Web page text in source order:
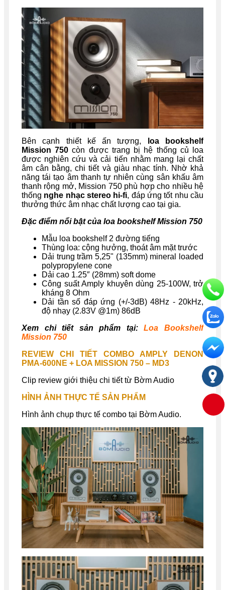
Bên cạnh thiết kế ấn tượng,
loa bookshelf
Mission 750 còn được trang bị hệ thống củ loa
được nghiên cứu và cải tiến nhằm mang lại chất
âm cân bằng, chi tiết và giàu nhạc tính. Nhờ khả
năng tái tạo âm thanh tự nhiên cùng sân khấu âm
thanh rộng mở, Mission 750 phù hợp cho nhiều hệ
thống nghe nhạc stereo hi-fi, đáp ứng tốt nhu cầu
thưởng thức âm nhạc chất lượng cao tại gia.
Đặc điểm nổi bật của loa bookshelf Mission 750
Mẫu loa bookshelf 2 đường tiếng
Thùng loa: cộng hưởng, thoát âm mặt trước
Dải trung trầm 5,25" (135mm) mineral loaded
polypropylene cone
Dải cao 1.25″ (28mm) soft dome
Công suất Amply khuyên dùng 25-100W, trở
kháng 8 Ohm
Dải tần số đáp ứng (+/-3dB) 48Hz - 20kHz,
độ nhạy (2.83V @1m) 86dB
Xem chi tiết sản phẩm tại:Loa Bookshelf
Mission 750
REVIEW CHI TIẾT COMBO AMPLY DENON
PMA-600NE + LOA MISSION 750 – MD3
Clip review giới thiệu chi tiết từ Bờm Audio
HÌNH ẢNH THỰC TẾ SẢN PHẨM
Hình ảnh chụp thực tế combo tại Bờm Audio.